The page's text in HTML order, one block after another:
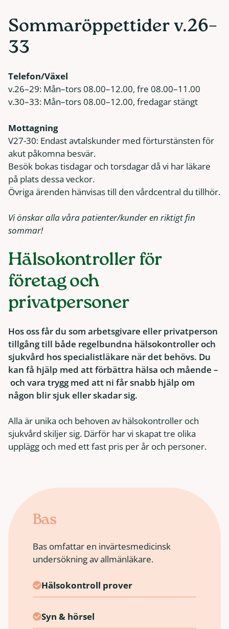
Sommaröppettider v.26–
33
Telefon/Växel
v.26–29: Mån–tors 08.00–12.00, fre 08.00–11.00
v.30–33: Mån–tors 08.00–12.00, fredagar stängt
Mottagning
V27-30: Endast avtalskunder med förturstänsten för
akut påkomna besvär.
Besök bokas tisdagar och torsdagar då vi har läkare
på plats dessa veckor.
Övriga ärenden hänvisas till den vårdcentral du tillhör.
Vi önskar alla våra patienter/kunder en riktigt fin
sommar!
Hälsokontroller för
företag och
privatpersoner
Hos oss får du som arbetsgivare eller privatperson
tillgång till både regelbundna hälsokontroller och
sjukvård hos specialistläkare när det behövs. Du
kan få hjälp med att förbättra hälsa och mående –
och vara trygg med att ni får snabb hjälp om
någon blir sjuk eller skadar sig.
Alla är unika och behoven av hälsokontroller och
sjukvård skiljer sig. Därför har vi skapat tre olika
upplägg och med ett fast pris per år och personer.
Bas
Bas omfattar en invärtesmedicinsk
undersökning av allmänläkare.
Hälsokontroll prover
Syn & hörsel